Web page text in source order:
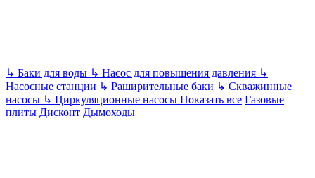
↳ Баки для воды ↳ Насос для повышения давления ↳
Насосные станции ↳ Раширительные баки ↳ Скважинные
насосы ↳ Циркуляционные насосы Показать все Газовые
плиты Дисконт Дымоходы